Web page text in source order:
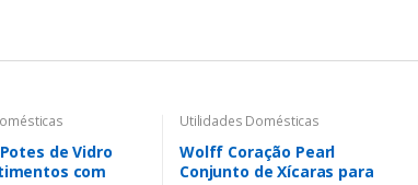
de Vidro
com
Utilidades Domésticas
Wolff Coração Pearl
Conjunto de Xícaras para